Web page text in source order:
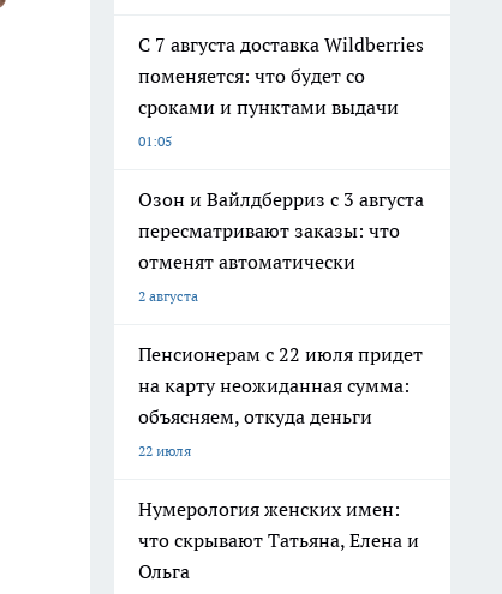
С 7 августа доставка Wildberries
поменяется: что будет со
сроками и пунктами выдачи
01:05
Озон и Вайлдберриз с 3 августа
пересматривают заказы: что
отменят автоматически
2 августа
Пенсионерам с 22 июля придет
на карту неожиданная сумма:
объясняем, откуда деньги
22 июля
Нумерология женских имен:
что скрывают Татьяна, Елена и
Ольга